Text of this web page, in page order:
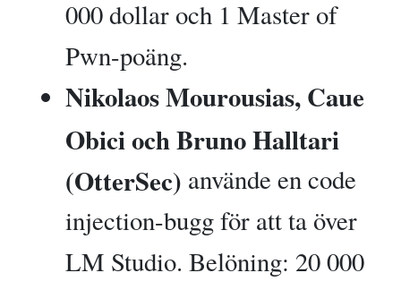
000 dollar och 1 Master of
Pwn-poäng.
Nikolaos Mourousias, Caue
Obici och Bruno Halltari
(OtterSec) använde en code
injection-bugg för att ta över
LM Studio. Belöning: 20 000